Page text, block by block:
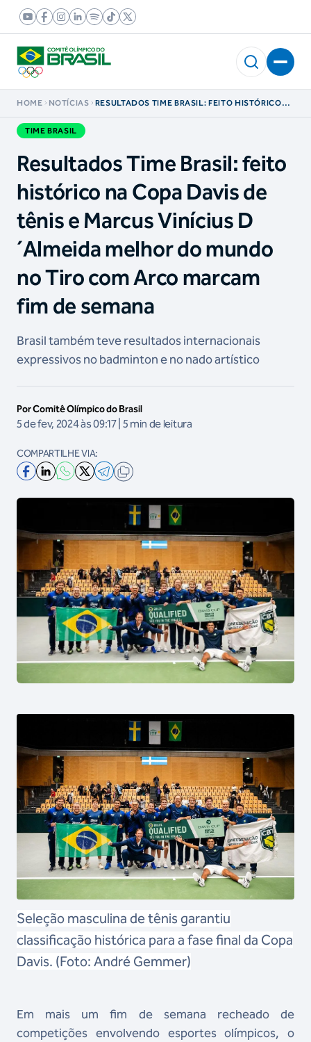
HOME NOTÍCIAS
RESULTADOS TIME BRASIL: FEITO HISTÓRICO
TIME BRASIL
Resultados Time Brasil: feito
histórico na Copa Davis de
tênis e Marcus Vinícius D
´Almeida melhor do mundo
no Tiro com Arco marcam
fim de semana
Brasil também teve resultados internacionais
expressivos no badminton e no nado artístico
Por Comitê Olímpico do Brasil
5 de fev, 2024 às 09:17 | 5 min de leitura
COMPARTILHE VIA:
Seleção masculina de tênis garantiu
classificação histórica para a fase final da Copa
Davis. (Foto: André Gemmer)
Em mais um fim de semana recheado de
competições envolvendo esportes olímpicos, o